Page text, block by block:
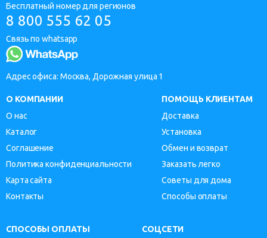
Бесплатный номер для регионов
8 800 555 62 05
Связь по whatsapp
Адрес офиса: Москва, Дорожная улица 1
О КОМПАНИИ
О нас
Каталог
Соглашение
Политика конфиденциальности
Карта сайта
Контакты
ПОМОЩЬ КЛИЕНТАМ
Доставка
Установка
Обмен и возврат
Заказать легко
Советы для дома
Способы оплаты
СПОСОБЫ ОПЛАТЫ СОЦСЕТИ